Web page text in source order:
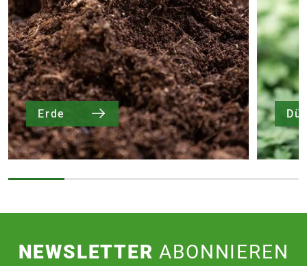
Erde
NEWSLETTER ABONNIEREN